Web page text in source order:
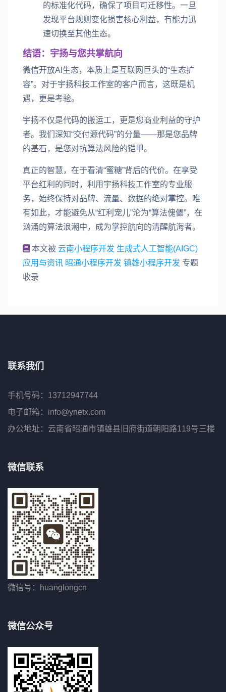
的标准化代码，确保了项目可迁移性。一旦
发现平台规则变化损害核心利益，有能力迅
速切换至其他生态。
结语：宇扬与您共掌航向
微信开放AI生态，本质上是互联网巨头的“生态扩
容”。对于宇扬科技工作室的客户而言，这既是机
遇，更是考验。
宇扬不仅是代码的搬运工，更是您商业利益的守护
者。我们深知“交付源代码”的分量——那是您品牌
的基石，是您对抗算法风险的铠甲。
真正的智慧，在于看清“蜜糖”背后的代价。在享受
平台红利的同时，利用宇扬科技工作室的专业服
务，始终保持对品牌、流量、数据的绝对掌控。唯
有如此，才能避免从“红利宠儿”沦为“算法傀儡”，在
汹涌的算法浪潮中，成为掌控航向的清醒航海者。
本文被 云南小程序开发 生成式人工智能(AIGC)
应用与资讯 昭通小程序开发 镇雄小程序开发 专题
收录
联系我们
手机号码：13712947744
电子邮箱：info@ynetx.com
办公地址：云南省昭通市镇雄县旧府街道朝阳路119号三楼
微信联系
微信号：huanglongcn
微信公众号